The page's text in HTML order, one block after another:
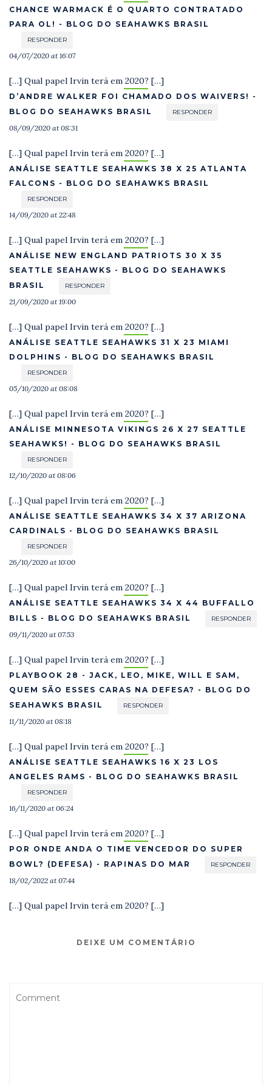
CHANCE WARMACK É O QUARTO CONTRATADO
PARA OL! - BLOG DO SEAHAWKS BRASIL
RESPONDER
04/07/2020 at 16:07
[…] Qual papel Irvin terá em 2020? […]
D’ANDRE WALKER FOI CHAMADO DOS WAIVERS! -
BLOG DO SEAHAWKS BRASIL
RESPONDER
08/09/2020 at 08:31
[…] Qual papel Irvin terá em 2020? […]
ANÁLISE SEATTLE SEAHAWKS 38 X 25 ATLANTA
FALCONS - BLOG DO SEAHAWKS BRASIL
RESPONDER
14/09/2020 at 22:48
[…] Qual papel Irvin terá em 2020? […]
ANÁLISE NEW ENGLAND PATRIOTS 30 X 35
SEATTLE SEAHAWKS - BLOG DO SEAHAWKS
BRASIL
RESPONDER
21/09/2020 at 19:00
[…] Qual papel Irvin terá em 2020? […]
ANÁLISE SEATTLE SEAHAWKS 31 X 23 MIAMI
DOLPHINS - BLOG DO SEAHAWKS BRASIL
RESPONDER
05/10/2020 at 08:08
[…] Qual papel Irvin terá em 2020? […]
ANÁLISE MINNESOTA VIKINGS 26 X 27 SEATTLE
SEAHAWKS! - BLOG DO SEAHAWKS BRASIL
RESPONDER
12/10/2020 at 08:06
[…] Qual papel Irvin terá em 2020? […]
ANÁLISE SEATTLE SEAHAWKS 34 X 37 ARIZONA
CARDINALS - BLOG DO SEAHAWKS BRASIL
RESPONDER
26/10/2020 at 10:00
[…] Qual papel Irvin terá em 2020? […]
ANÁLISE SEATTLE SEAHAWKS 34 X 44 BUFFALLO
BILLS - BLOG DO SEAHAWKS BRASIL
RESPONDER
09/11/2020 at 07:53
[…] Qual papel Irvin terá em 2020? […]
PLAYBOOK 28 - JACK, LEO, MIKE, WILL E SAM,
QUEM SÃO ESSES CARAS NA DEFESA? - BLOG DO
SEAHAWKS BRASIL
RESPONDER
11/11/2020 at 08:18
[…] Qual papel Irvin terá em 2020? […]
ANÁLISE SEATTLE SEAHAWKS 16 X 23 LOS
ANGELES RAMS - BLOG DO SEAHAWKS BRASIL
RESPONDER
16/11/2020 at 06:24
[…] Qual papel Irvin terá em 2020? […]
POR ONDE ANDA O TIME VENCEDOR DO SUPER
BOWL? (DEFESA) - RAPINAS DO MAR
RESPONDER
18/02/2022 at 07:44
[…] Qual papel Irvin terá em 2020? […]
DEIXE UM COMENTÁRIO